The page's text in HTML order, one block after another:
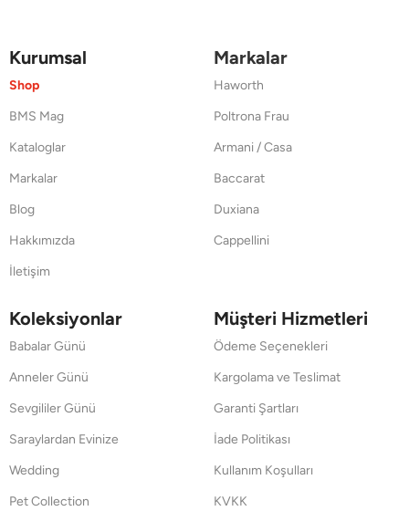
Kurumsal
Shop
BMS Mag
Kataloglar
Markalar
Blog
Hakkımızda
İletişim
Markalar
Haworth
Poltrona Frau
Armani / Casa
Baccarat
Duxiana
Cappellini
Koleksiyonlar
Babalar Günü
Anneler Günü
Sevgililer Günü
Saraylardan Evinize
Wedding
Pet Collection
Müşteri Hizmetleri
Ödeme Seçenekleri
Kargolama ve Teslimat
Garanti Şartları
İade Politikası
Kullanım Koşulları
KVKK